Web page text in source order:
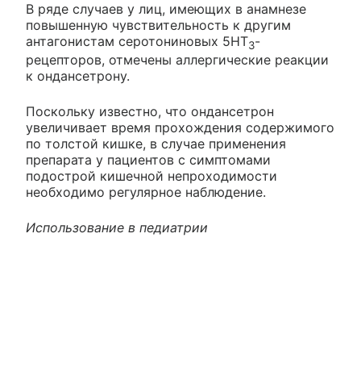
В ряде случаев у лиц, имеющих в анамнезе
повышенную чувствительность к другим
антагонистам серотониновых 5НТ3-
рецепторов, отмечены аллергические реакции
к ондансетрону.
Поскольку известно, что ондансетрон
увеличивает время прохождения содержимого
по толстой кишке, в случае применения
препарата у пациентов с симптомами
подострой кишечной непроходимости
необходимо регулярное наблюдение.
Использование в педиатрии